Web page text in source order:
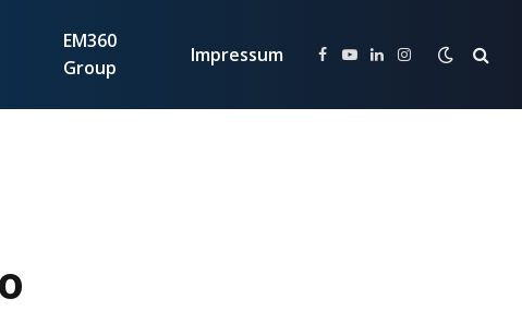
EM360
Group
Impressum Facebook
YouTube
LinkedInInstagram